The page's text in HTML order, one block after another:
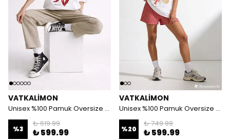
VATKALIMON
Unisex %100 Pamuk Oversize Yuvarlak Yaka Baskılı T-shirt
%3
₺ 619.99
₺ 599.99
VATKALIMON
Unisex %100 Pamuk Oversize Yuvarlak Yaka Baskılı T-shirt
%20
₺ 749.99
₺ 599.99